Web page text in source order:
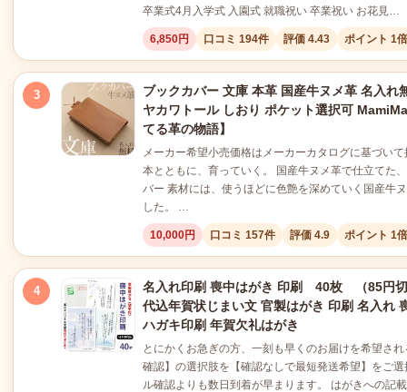
卒業式4月入学式 入園式 就職祝い 卒業祝い お花見…
6,850円 口コミ 194件 評価 4.43 ポイント 1倍
3
ブックカバー 文庫 本革 国産牛ヌメ革 名入れ
ヤカワトール しおり ポケット選択可
てる革の物語】
メーカー希望小売価格はメーカーカタログに基づい
本とともに、育っていく。 国産牛ヌメ革で仕立てた
バー 素材には、使うほどに色艶を深めていく国産牛
した。 …
10,000円 口コミ 157件 評価 4.9 ポイント 1倍
4
名入れ印刷 喪中はがき 印刷 40枚 （85円
代込年賀状じまい文 官製はがき 印刷 名入れ
ハガキ印刷 年賀欠礼はがき
とにかくお急ぎの方、一刻も早くのお届けを希望さ
確認】の選択肢を【確認なしで最短発送希望】をご
ル確認よりも数日到着が早まります。 はがきへの記